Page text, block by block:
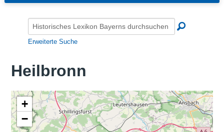
Erweiterte Suche
Heilbronn
+
−